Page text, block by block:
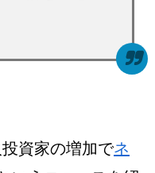
資家の増加でネ